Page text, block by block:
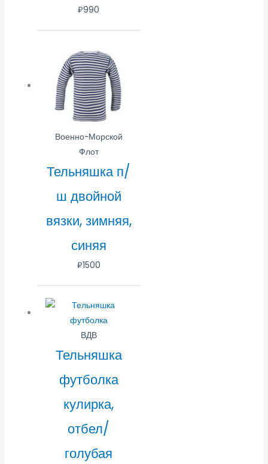
₽990
Военно-Морской
Флот
Тельняшка п/
ш двойной
вязки, зимняя,
синяя
₽1500
ВДВ
Тельняшка
футболка
кулирка,
отбел/
голубая